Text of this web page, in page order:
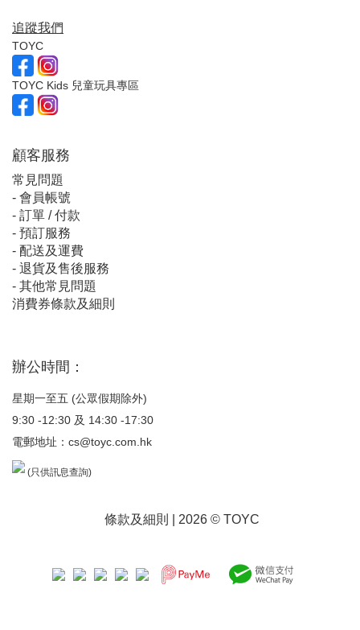
追蹤我們
TOYC
TOYC Kids 兒童玩具專區
顧客服務
常見問題
- 會員帳號
- 訂單 / 付款
- 預訂服務
- 配送及運費
- 退貨及售後服務
- 其他常見問題
消費券條款及細則
辦公時間：
星期一至五 (公眾假期除外)
9:30 -12:30 及 14:30 -17:30
電郵地址： cs@toyc.com.hk
(只供訊息查詢)
條款及細則 | 2026 © TOYC